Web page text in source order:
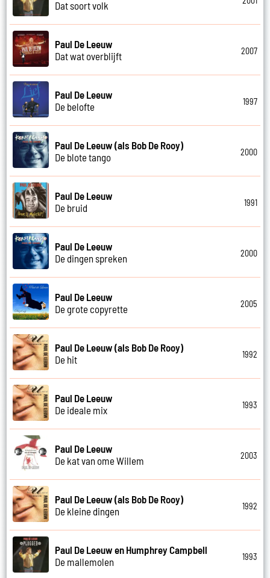
Dat soort volk
Paul De Leeuw
Dat wat overblijft
2007
Paul De Leeuw
De belofte
1997
Paul De Leeuw (als Bob De Rooy)
De blote tango
2000
Paul De Leeuw
De bruid
1991
Paul De Leeuw
De dingen spreken
2000
Paul De Leeuw
De grote copyrette
2005
Paul De Leeuw (als Bob De Rooy)
De hit
1992
Paul De Leeuw
De ideale mix
1993
Paul De Leeuw
De kat van ome Willem
2003
Paul De Leeuw (als Bob De Rooy)
De kleine dingen
1992
Paul De Leeuw en Humphrey Campbell
De mallemolen
1993